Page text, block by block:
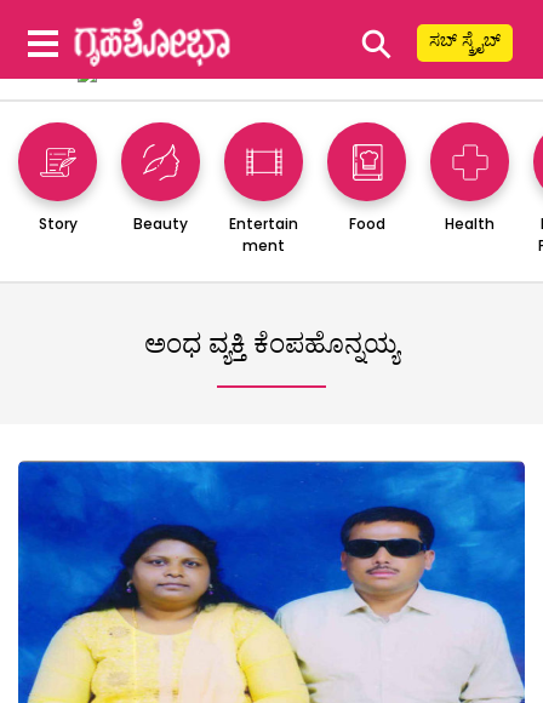
⚲ ಸಬ್ ಸ್ಕ್ರೈಬ್
Story Beauty
Entertain
ment
Food Health
ಅಂಧ ವ್ಯಕ್ತಿ ಕೆಂಪಹೊನ್ನಯ್ಯ